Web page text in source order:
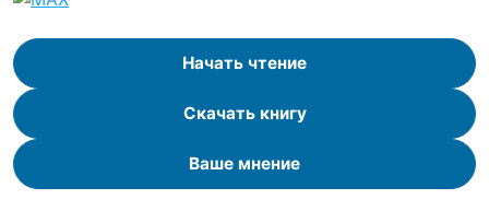
Начать чтение
Скачать книгу
Ваше мнение